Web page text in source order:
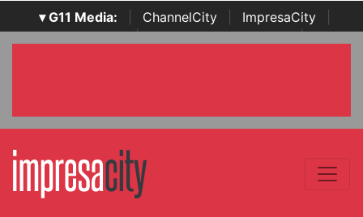
▾ G11 Media: ChannelCity ImpresaCity
SecurityOpenLab | Italian Channel Awards | Italian